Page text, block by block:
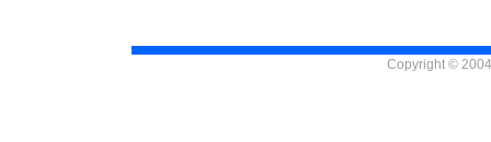
Copyright ©